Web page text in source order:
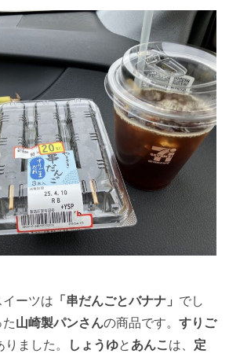
ーツは 「串だんごとバナナ」 でし
山崎製パンさんの商品です。 すりご
りました。 しょうゆと あんこ は、 定